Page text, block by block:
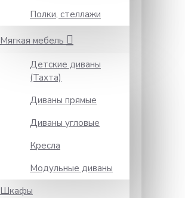
Полки, стеллажи
Мягкая мебель
Детские диваны
(Тахта)
Диваны прямые
Диваны угловые
Кресла
Модульные диваны
Шкафы